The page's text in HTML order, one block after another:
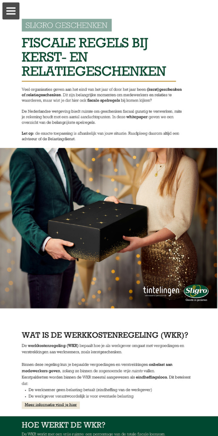
Pagina overzicht
Volledig scherm
Download PDF
Zoeken
Privacybeleid bekijken
Publicatie rapporteren